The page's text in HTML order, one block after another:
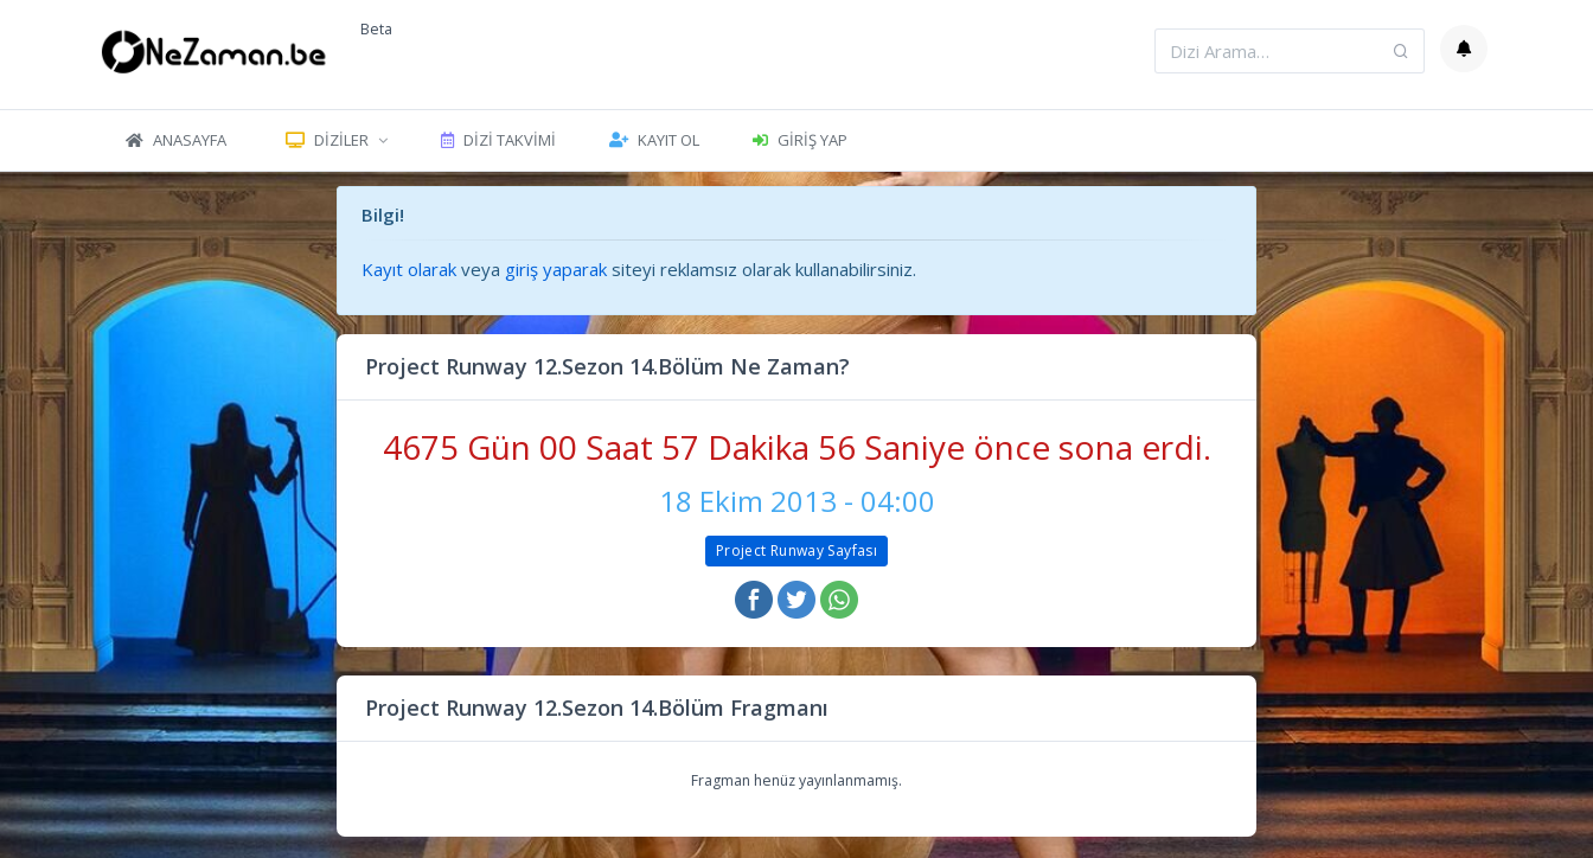
Beta
ANASAYFA DIZILER DIZI TAKVIMI KAYIT OL GIRIŞ YAP
Bilgi!
Kayıt olarak veya giriş yaparak siteyi reklamsız olarak kullanabilirsiniz.
Project Runway 12.Sezon 14.Bölüm Ne Zaman?
4675 Gün 00 Saat 57 Dakika 58 Saniye önce sona erdi.
18 Ekim 2013 - 04:00
Project Runway Sayfası
Project Runway 12.Sezon 14.Bölüm Fragmanı
Fragman henüz yayınlanmamış.